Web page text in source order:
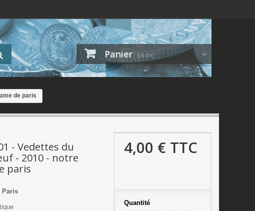
Panier (vide)
de paris
- Vedettes du
- 2010 - notre
paris
Paris
4,00 € TTC
Quantité